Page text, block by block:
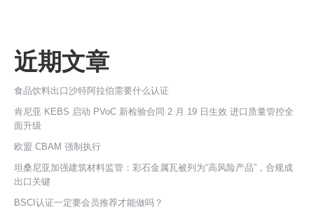
近期文章
食品饮料出口沙特阿拉伯需要什么认证
肯尼亚 KEBS 启动 PVoC 新检验合同 2 月 19 日生效 进口质量管控全
面升级
欧盟 CBAM 强制执行
坦桑尼亚加强建筑材料监管：彩石金属瓦被列为“高风险产品”，合规成
出口关键
BSCI认证一定要会员推荐才能做吗？